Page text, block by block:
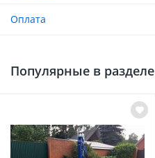
Оплата
Популярные в разделе